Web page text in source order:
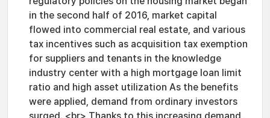
in the second half of 2016, market capital
flowed into commercial real estate, and various
tax incentives such as acquisition tax exemption
for suppliers and tenants in the knowledge
industry center with a high mortgage loan limit
ratio and high asset utilization As the benefits
were applied, demand from ordinary investors